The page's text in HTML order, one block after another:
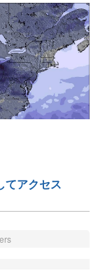
てアクセス